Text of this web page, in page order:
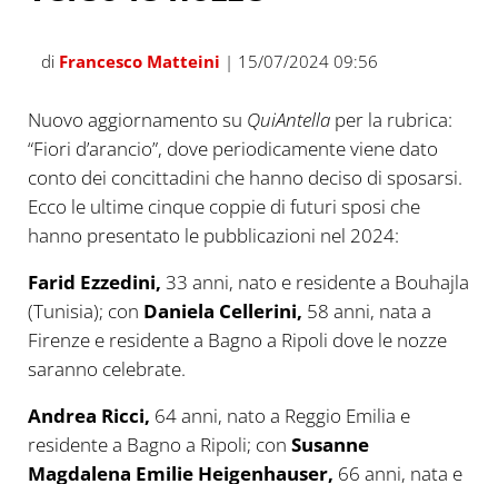
di Francesco Matteini | 15/07/2024 09:56
Nuovo aggiornamento su QuiAntellaper la rubrica:
“Fiori d’arancio”, dove periodicamente viene dato
conto dei concittadini che hanno deciso di sposarsi.
Ecco le ultime cinque coppie di futuri sposi che
hanno presentato le pubblicazioni nel 2024:
Farid Ezzedini, 33 anni, nato e residente a Bouhajla
(Tunisia); con Daniela Cellerini, 58 anni, nata a
Firenze e residente a Bagno a Ripoli dove le nozze
saranno celebrate.
Andrea Ricci, 64 anni, nato a Reggio Emilia e
residente a Bagno a Ripoli; con Susanne
Magdalena Emilie Heigenhauser, 66 anni, nata e